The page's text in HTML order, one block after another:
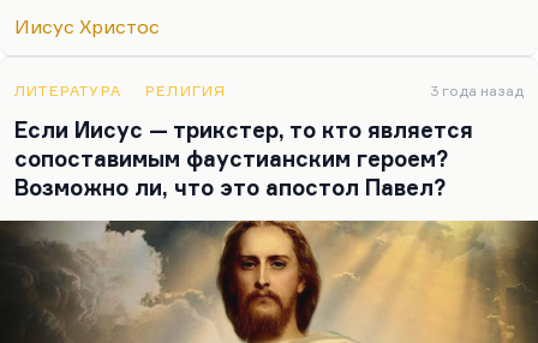
Как вам сказать? Притча в принципе рассчитана
рассчитан на множественные толкования,—
поэтому христианство по сути своей не набор
правил. Оно набор таких толчков для вашей
интуиции. Как и дзенские коаны, как и
некоторые поэтические суггестивные тексты, как,
кстати, говоря, некоторые тексты Руми, так что в
любой религиозной традиции, в суфизме, в…
Иисус Христос
ЛИТЕРАТУРА РЕЛИГИЯ 3 года назад
Если Иисус — трикстер, то кто является
сопоставимым фаустианским героем?
Возможно ли, что это апостол Павел?